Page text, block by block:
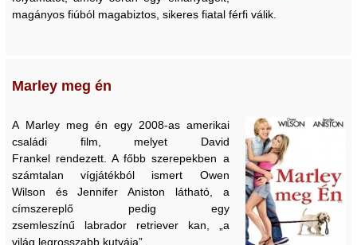
magányos fiúból magabiztos, sikeres fiatal férfi válik.
Marley meg én
A Marley meg én egy 2008-as amerikai
családi film, melyet David
Frankel rendezett. A főbb szerepekben a
számtalan vígjátékból ismert Owen
Wilson és Jennifer Aniston látható, a
címszereplő pedig egy
zsemleszínű labrador retriever kan, „a
világ legrosszabb kutyája”.